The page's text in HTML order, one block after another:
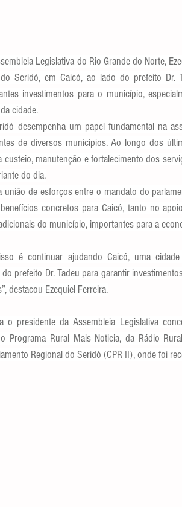
Legislativa do Rio Grande do Norte,
Seridó, em Caicó, ao lado do prefeito Dr.
investimentos para o município,
cidade.
desempenha um papel fundamental na
de diversos municípios. Ao longo dos
custeio, manutenção e fortalecimento dos
do dia.
união de esforços entre o mandato do
concretos para Caicó, tanto no
do município, importantes para a
é continuar ajudando Caicó, uma
prefeito Dr. Tadeu para garantir
destacou Ezequiel Ferreira.
o presidente da Assembleia Legislativa
Programa Rural Mais Noticia, da Rádio
Regional do Seridó (CPR II), onde foi